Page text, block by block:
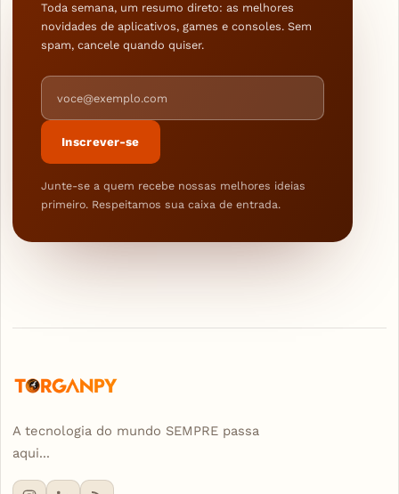
Toda semana, um resumo direto: as melhores
novidades de aplicativos, games e consoles. Sem
spam, cancele quando quiser.
Endereço de e-mail
Inscrever-se
Junte-se a quem recebe nossas melhores ideias
primeiro. Respeitamos sua caixa de entrada.
A tecnologia do mundo SEMPRE passa
aqui...